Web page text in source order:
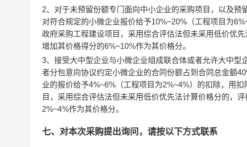
2、对于未预留份额专门面向中小企业的采购项目，以及
对符合规定的小微企业报价给予10%~20%（工程项目为
政府采购工程建设项目，采用综合评估法但未采用低价优
增加其价格得分的6%~10%作为其价格分。
3、接受大中型企业与小微企业组成联合体或者允许大中
者分包意向协议约定小微企业的合同份额占到合同总金额
业的报价给予4%~6%（工程项目为2%~4%）的扣除，用
目，采用综合评估法但未采用低价优先法计算价格分的，
2%~4%作为其价格分。
七、对本次采购提出询问，请按以下方式联系